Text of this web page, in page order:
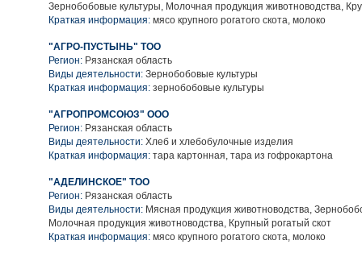
Зернобобовые культуры, Молочная продукция животноводства,
Краткая информация: мясо крупного рогатого скота, молоко
"АГРО-ПУСТЫНЬ" ТОО
Регион: Рязанская область
Виды деятельности: Зернобобовые культуры
Краткая информация: зернобобовые культуры
"АГРОПРОМСОЮЗ" ООО
Регион: Рязанская область
Виды деятельности: Хлеб и хлебобулочные изделия
Краткая информация: тара картонная, тара из гофрокартона
"АДЕЛИНСКОЕ" ТОО
Регион: Рязанская область
Виды деятельности: Мясная продукция животноводства,
Молочная продукция животноводства, Крупный рогатый скот
Краткая информация: мясо крупного рогатого скота, молоко